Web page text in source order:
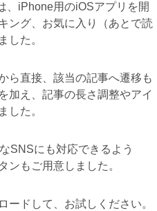
、iPhone用のiOSアプリを開
ング、お気に入り（あとで読
した。
ら直接、該当の記事へ遷移も
加え、記事の長さ調整やアイ
した。
SNSにも対応できるよう
ンもご用意しました。
ードして、お試しください。